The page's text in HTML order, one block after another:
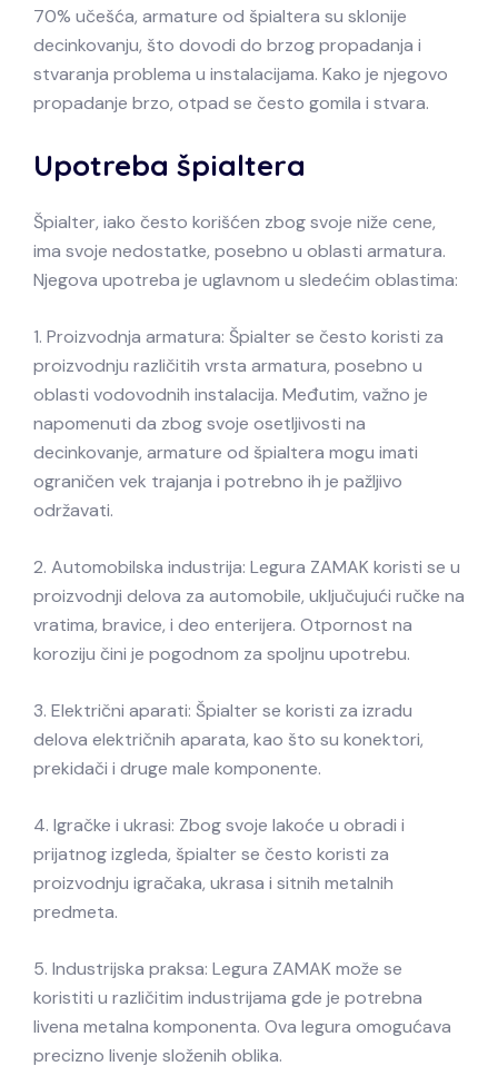
70% učešća, armature od špialtera su sklonije
decinkovanju, što dovodi do brzog propadanja i
stvaranja problema u instalacijama. Kako je njegovo
propadanje brzo, otpad se često gomila i stvara.
Upotreba špialtera
Špialter, iako često korišćen zbog svoje niže cene,
ima svoje nedostatke, posebno u oblasti armatura.
Njegova upotreba je uglavnom u sledećim oblastima:
1. Proizvodnja armatura: Špialter se često koristi za
proizvodnju različitih vrsta armatura, posebno u
oblasti vodovodnih instalacija. Međutim, važno je
napomenuti da zbog svoje osetljivosti na
decinkovanje, armature od špialtera mogu imati
ograničen vek trajanja i potrebno ih je pažljivo
održavati.
2. Automobilska industrija: Legura ZAMAK koristi se u
proizvodnji delova za automobile, uključujući ručke na
vratima, bravice, i deo enterijera. Otpornost na
koroziju čini je pogodnom za spoljnu upotrebu.
3. Električni aparati: Špialter se koristi za izradu
delova električnih aparata, kao što su konektori,
prekidači i druge male komponente.
4. Igračke i ukrasi: Zbog svoje lakoće u obradi i
prijatnog izgleda, špialter se često koristi za
proizvodnju igračaka, ukrasa i sitnih metalnih
predmeta.
5. Industrijska praksa: Legura ZAMAK može se
koristiti u različitim industrijama gde je potrebna
livena metalna komponenta. Ova legura omogućava
precizno livenje složenih oblika.